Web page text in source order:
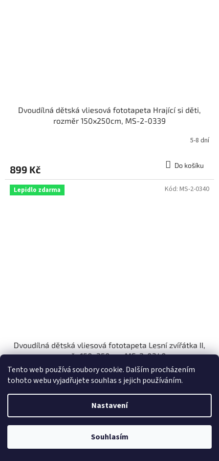
Tento web používá soubory cookie. Dalším procházením
tohoto webu vyjadřujete souhlas s jejich používáním.
Nastavení
Souhlasím
Dvoudílná dětská vliesová fototapeta Hrající si děti,
rozměr 150x250cm, MS-2-0339
5-8 dní
899 Kč Do košíku
Lepidlo zdarma
Dvoudílná dětská vliesová fototapeta Lesní zvířátka II,
rozměr 150x250cm, MS-2-0340
Kód: MS-2-0340
Lepidlo zdarma Kód:MS-2-0336